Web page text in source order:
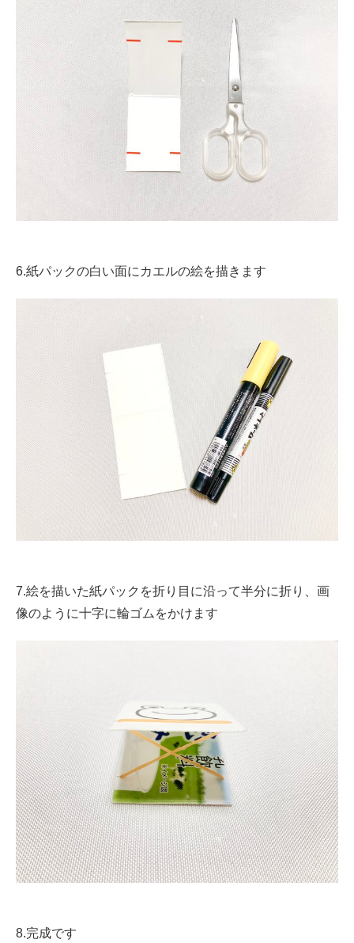
6.紙パックの白い面にカエルの絵を描きます
7.絵を描いた紙パックを折り目に沿って半分に折り、画
像のように十字に輪ゴムをかけます
8.完成です